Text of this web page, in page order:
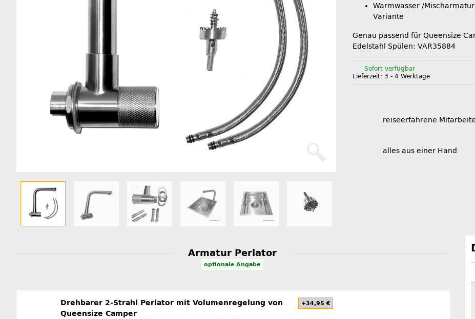
Warmwasser /Mischarmatur
Variante
Genau passend für Queensize
Edelstahl Spülen: VAR35884
Sofort verfügbar
Lieferzeit: 3 - 4 Werktage
reiseerfahrene
alles aus einer Hand
Armatur Perlator
optionale Angabe
Drehbarer 2-Strahl Perlator mit Volumenregelung von
Queensize Camper
+34,95 €